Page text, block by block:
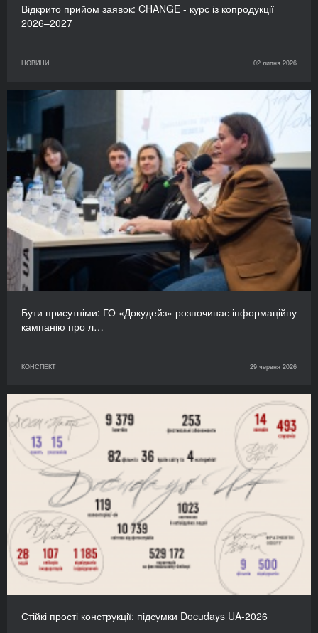
Відкрито прийом заявок: CHANGE - курс із копродукції
2026–2027
НОВИНИ 02 липня 2026
Бути присутніми: ГО «Докудейз» розпочинає інформаційну
кампанію про л…
КОНСПЕКТ 29 червня 2026
Стійкі прості конструкції: підсумки Docudays UA-2026